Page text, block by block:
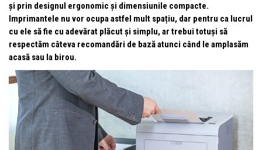
și prin designul ergonomic și dimensiunile compacte.
Imprimantele nu vor ocupa astfel mult spațiu, dar pentru ca lucrul
cu ele să fie cu adevărat plăcut și simplu, ar trebui totuși să
respectăm câteva recomandări de bază atunci când le amplasăm
acasă sau la birou.